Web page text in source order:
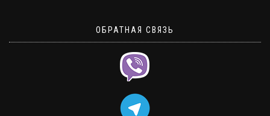
ОБРАТНАЯ СВЯЗЬ